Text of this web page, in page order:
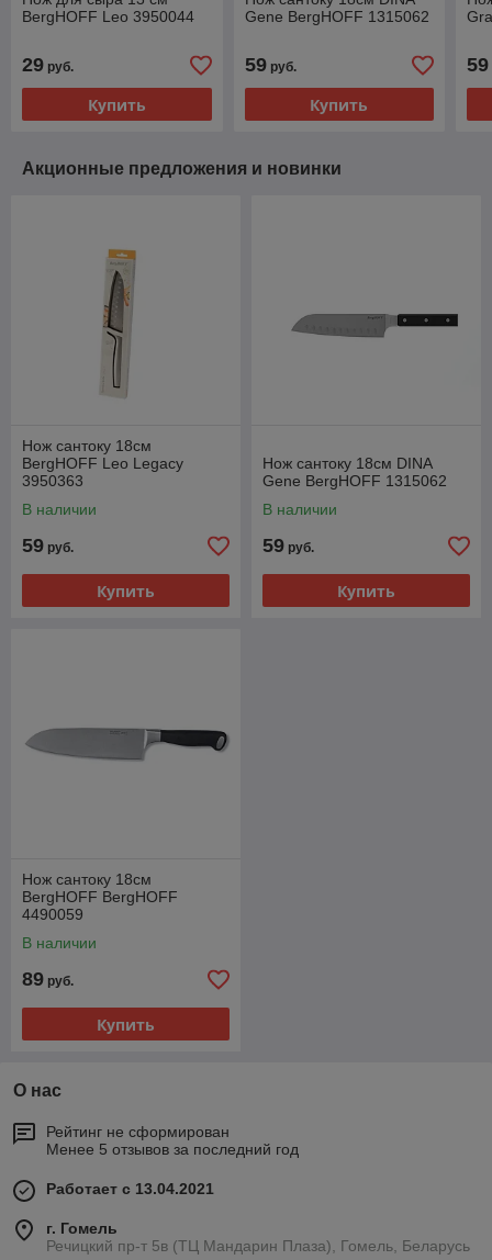
BergHOFF Leo 3950044
29 руб.
Купить
Gene BergHOFF 1315062
59руб.
Купить
59
Акционные предложения и новинки
Нож сантоку 18см
BergHOFF Leo Legacy
3950363
В наличии
59 руб.
Купить
Нож сантоку 18см DINA
Gene BergHOFF 1315062
В наличии
59 руб.
Купить
Нож сантоку 18см
BergHOFF BergHOFF
4490059
В наличии
89 руб.
Купить
О нас
Рейтинг не сформирован
Менее 5 отзывов за последний год
Работает с 13.04.2021
г. Гомель
Речицкий пр-т 5в (ТЦ Мандарин Плаза), Гомель, Беларусь